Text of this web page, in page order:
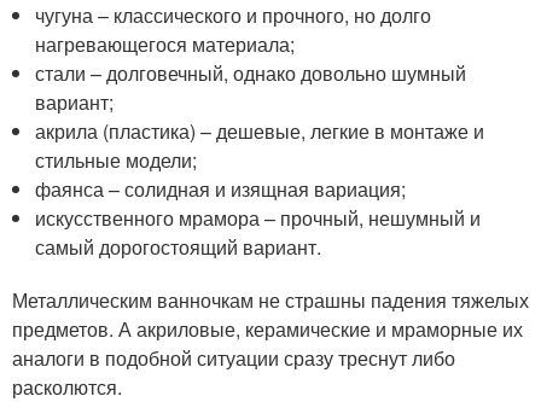
чугуна – классического и прочного, но долго
нагревающегося материала;
стали – долговечный, однако довольно шумный
вариант;
акрила (пластика) – дешевые, легкие в монтаже и
стильные модели;
фаянса – солидная и изящная вариация;
искусственного мрамора – прочный, нешумный и
самый дорогостоящий вариант.
Металлическим ванночкам не страшны падения тяжелых
предметов. А акриловые, керамические и мраморные их
аналоги в подобной ситуации сразу треснут либо
расколются.